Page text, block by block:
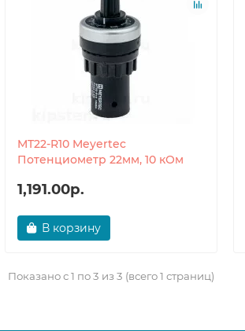
MT22-R10 Meyertec
Потенциометр 22мм, 10 кОм
1,191.00р.
В корзину
Показано с 1 по 3 из 3 (всего 1 страниц)